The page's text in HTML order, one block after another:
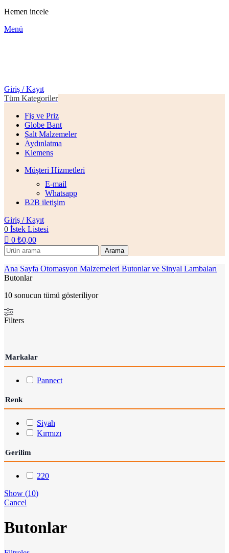
Hemen incele
Menü
Giriş / Kayıt
Tüm Kategoriler
Fiş ve Priz
Globe Bant
Şalt Malzemeler
Aydınlatma
Klemens
Müşteri Hizmetleri
E-mail
Whatsapp
B2B iletişim
Giriş / Kayıt
0 İstek Listesi
0 ₺0,00
Arama
Ana Sayfa Otomasyon Malzemeleri Butonlar ve Sinyal Lambaları
Butonlar
10 sonucun tümü gösteriliyor
Filters
Markalar
Pannect
Renk
Siyah
Kırmızı
Gerilim
220
Show (10)
Cancel
Butonlar